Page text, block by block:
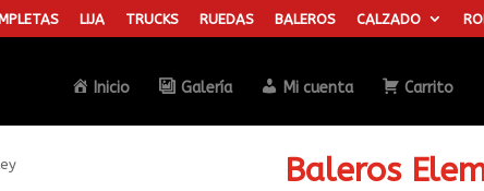
LIJA TRUCKS RUEDAS BALEROS CALZADO
Inicio Galería Mi cuenta Carrito
Búsqueda
Baleros